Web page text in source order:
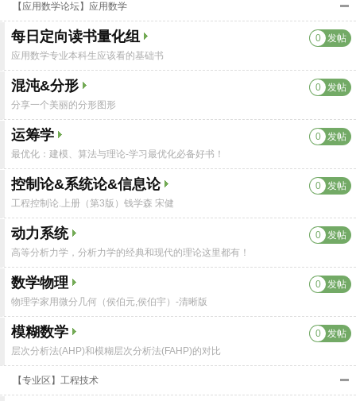
【应用数学论坛】应用数学
每日定向读书量化组 发帖
0
应用数学专业本科生应该看的基础书
混沌&分形 发帖
0
分享一个美丽的分形图形
运筹学 发帖
0
最优化：建模、算法与理论-学习最优化必备好书！
控制论&系统论&信息论 发帖
0
工程控制论.上册（第3版）钱学森 宋健
动力系统 发帖
0
高等分析力学，分析力学的经典和现代的理论这里都有！
数学物理 发帖
0
物理学家用微分几何（侯伯元,侯伯宇）-清晰版
模糊数学 发帖
0
层次分析法(AHP)和模糊层次分析法(FAHP)的对比
【专业区】工程技术